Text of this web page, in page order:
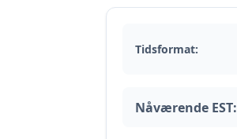
Tidsformat:
Nåværende EST: